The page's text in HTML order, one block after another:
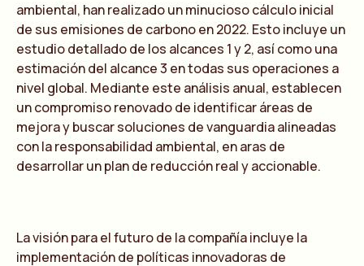
ambiental, han realizado un minucioso cálculo inicial
de sus emisiones de carbono en 2022. Esto incluye un
estudio detallado de los alcances 1 y 2, así como una
estimación del alcance 3 en todas sus operaciones a
nivel global. Mediante este análisis anual, establecen
un compromiso renovado de identificar áreas de
mejora y buscar soluciones de vanguardia alineadas
con la responsabilidad ambiental, en aras de
desarrollar un plan de reducción real y accionable.
La visión para el futuro de la compañía incluye la
implementación de políticas innovadoras de